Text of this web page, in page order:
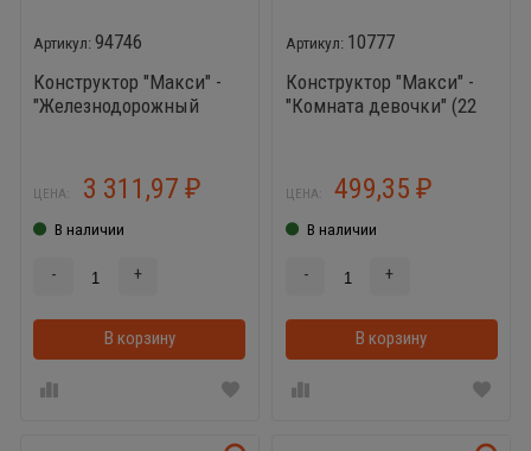
94746
Конструктор "Макси" -
"Железнодорожный
ЦЕНА: 3 311,97 ₽
В наличии
- +
В корзину В корзинке
10777
Конструктор "Макси" -
"Комната девочки" (22
ЦЕНА: 499,35₽
В наличии
- +
В корзину